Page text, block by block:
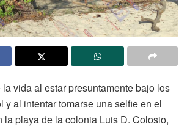
vida al estar presuntamente bajo los
y al intentar tomarse una selfie en el
la playa de la colonia Luis D. Colosio,